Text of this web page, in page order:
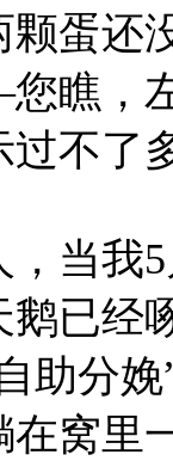
颗蛋还
瞧，
过不了
，当我5
已经
分娩
在窝